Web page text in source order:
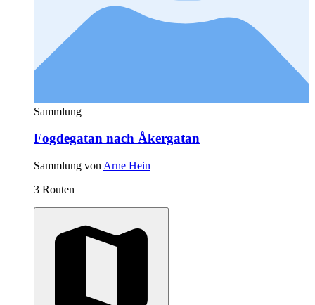
Sammlung
Fogdegatan nach Åkergatan
Sammlung von Arne Hein
3 Routen